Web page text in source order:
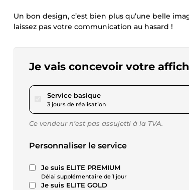
Un bon design, c’est bien plus qu’une belle
laissez pas votre communication au hasard !
Je vais concevoir votre
Service basiquepour 17,28 $US
3 jours de réalisation
Ce vendeur n’est pas assujetti à la TVA.
Personnaliser le service
Je suis ELITE PREMIUM
Délai supplémentaire de 1 jour
Je suis ELITE GOLD